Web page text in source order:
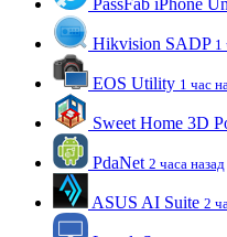
PassFab iPhone
Hikvision SADP 1
EOS Utility 1 час
Sweet Home 3D
PdaNet 2 часа назад
ASUS AI Suite 2